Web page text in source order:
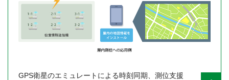
GPS衛星のエミュレートによる時刻同期、測位支援